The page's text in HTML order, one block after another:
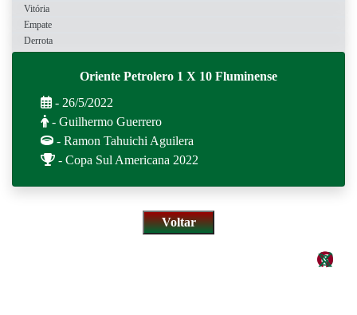
Vitória
Empate
Derrota
Oriente Petrolero 1 X 10 Fluminense
- 26/5/2022
- Guilhermo Guerrero
- Ramon Tahuichi Aguilera
- Copa Sul Americana 2022